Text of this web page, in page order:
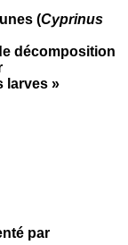
(Cyprinus
décomposition
larves »
par